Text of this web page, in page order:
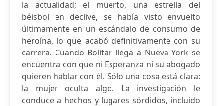
la actualidad; el muerto, una estrella del
béisbol en declive, se había visto envuelto
últimamente en un escándalo de consumo de
heroína, lo que acabó definitivamente con su
carrera. Cuando Bolitar llega a Nueva York se
encuentra con que ni Esperanza ni su abogado
quieren hablar con él. Sólo una cosa está clara:
la mujer oculta algo. La investigación le
conduce a hechos y lugares sórdidos, incluido